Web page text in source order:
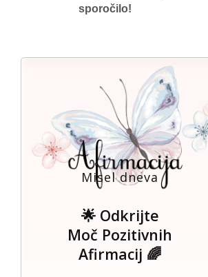
sporočilo!
Misel dneva
🌟 Odkrijte
Moč Pozitivnih
Afirmacij 🌈